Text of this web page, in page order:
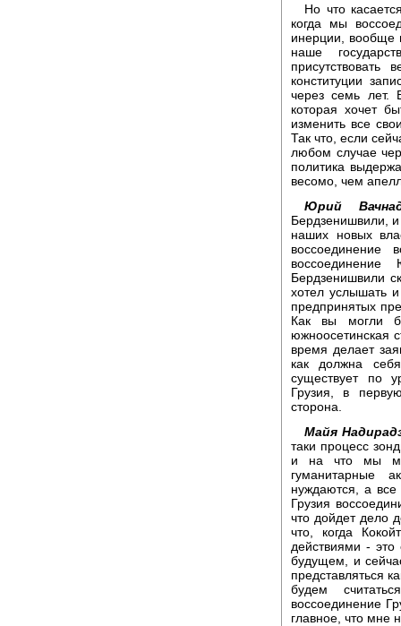
Но что
когда мы
инерции, вообще
наше
конституции
через семь лет.
которая хочет
изменить все
Так что, если
любом случае
политика
весомо, чем
Юрий
Бердзенишвили, и
наших новых
Бердзенишвили
хотел услышать
предпринятых
Как вы могли
южноосетинская
время делает
как должна
существует по
Грузия, в
сторона.
Майя
таки процесс
и на что мы
гуманитарные
нуждаются, а
Грузия
что дойдет дело
что, когда
действиями -
будущем, и
представляться
будем
воссоединение
главное, что мне